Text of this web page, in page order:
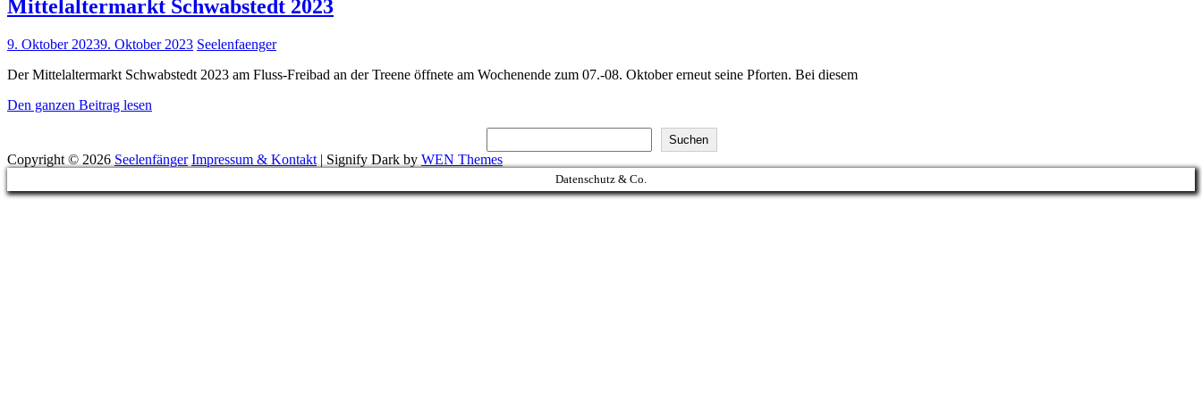
Mittelaltermarkt Schwabstedt 2023
Posted
9. Oktober 20239. Oktober 2023 Seelenfaenger
Der Mittelaltermarkt Schwabstedt 2023 am Fluss-Freibad an der Treene öffnete am Wochenende zum 07.-08. Oktober erneut seine Pforten. Bei diesem
Den ganzen Beitrag lesen
Suchen
Copyright © 2026 Seelenfänger Impressum & Kontakt | Signify Dark by WEN Themes
Scroll
Up
Datenschutz & Co.